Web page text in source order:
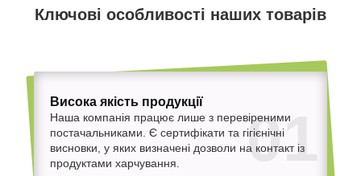
Ключові особливості наших товарів
01
Висока якість продукції
Наша компанія працює лише з перевіреними
постачальниками. Є сертифікати та гігієнічні
висновки, у яких визначені дозволи на контакт із
продуктами харчування.